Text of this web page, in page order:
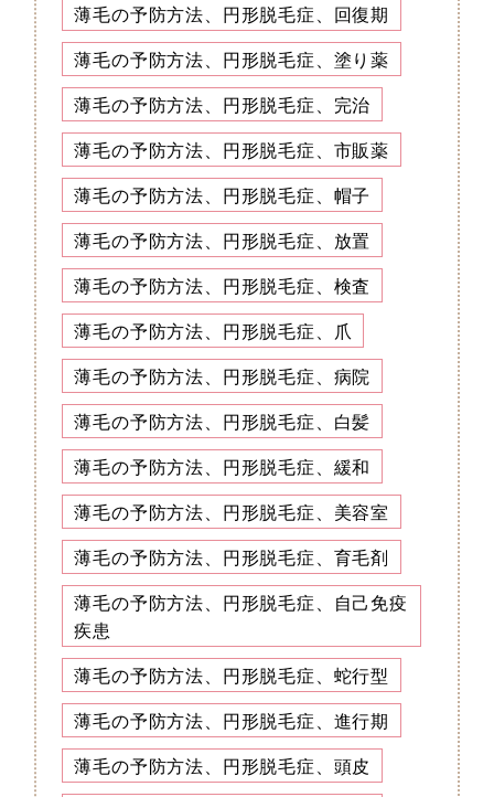
薄毛の予防方法、円形脱毛症、回復期
薄毛の予防方法、円形脱毛症、塗り薬
薄毛の予防方法、円形脱毛症、完治
薄毛の予防方法、円形脱毛症、市販薬
薄毛の予防方法、円形脱毛症、帽子
薄毛の予防方法、円形脱毛症、放置
薄毛の予防方法、円形脱毛症、検査
薄毛の予防方法、円形脱毛症、爪
薄毛の予防方法、円形脱毛症、病院
薄毛の予防方法、円形脱毛症、白髪
薄毛の予防方法、円形脱毛症、緩和
薄毛の予防方法、円形脱毛症、美容室
薄毛の予防方法、円形脱毛症、育毛剤
薄毛の予防方法、円形脱毛症、自己免疫
疾患
薄毛の予防方法、円形脱毛症、蛇行型
薄毛の予防方法、円形脱毛症、進行期
薄毛の予防方法、円形脱毛症、頭皮